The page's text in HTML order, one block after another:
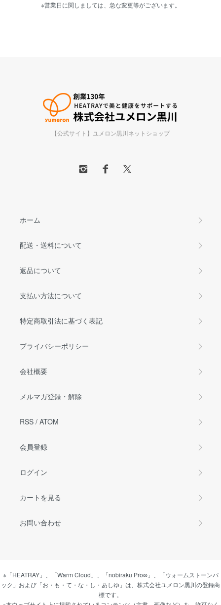
※営業日に関しましては、急な変更等がございます。
【公式サイト】ユメロン黒川ネットショップ
ホーム
配送・送料について
返品について
支払い方法について
特定商取引法に基づく表記
プライバシーポリシー
会社概要
メルマガ登録・解除
RSS / ATOM
会員登録
ログイン
カートを見る
お問い合わせ
※「HEATRAY」、「Warm Cloud」、「nobiraku Pro∞」、「ウォームストーンパ
ック」および「お・も・て・な・し・あしゆ」は、株式会社ユメロン黒川の登録商
標です。